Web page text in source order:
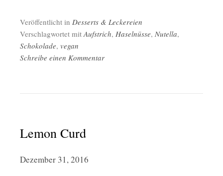
Veröffentlicht in Desserts & Leckereien
Verschlagwortet mitAufstrich, Haselnüsse, Nutella,
Schokolade, vegan
Schreibe einen Kommentar
Lemon Curd
Dezember 31, 2016